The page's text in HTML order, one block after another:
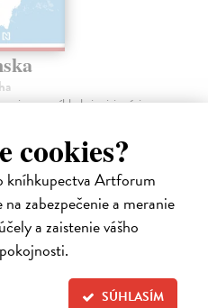
cookies?
kníhkupectva Artforum
zabezpečenie a meranie
a zaistenie vášho
SÚHLASÍM
a napríklad aj misionári z
Trumpa.
MOBIaPDF